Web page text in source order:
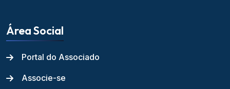
Área Social
Portal do Associado
Associe-se